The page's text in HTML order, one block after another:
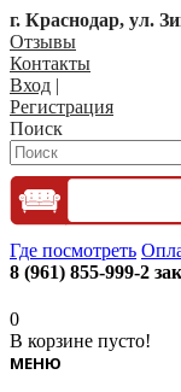
г. Краснодар, ул.
Отзывы
Контакты
Вход |
Регистрация
Поиск
Где посмотреть
8 (961) 855-999-2
0
В корзине пусто!
МЕНЮ